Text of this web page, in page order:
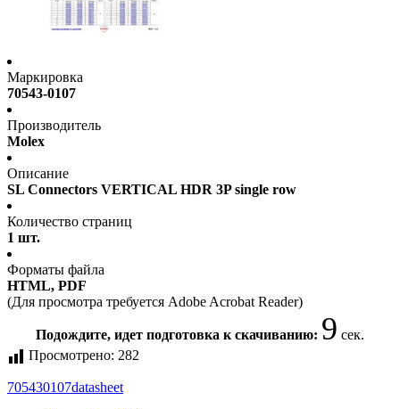
Маркировка
70543-0107
Производитель
Molex
Описание
SL Connectors VERTICAL HDR 3P single row
Количество страниц
1 шт.
Форматы файла
HTML, PDF
(Для просмотра требуется Adobe Acrobat Reader)
Подождите, идет подготовка к скачиванию: 9 сек.
Просмотрено: 282
705430107datasheet